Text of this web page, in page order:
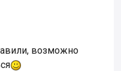
возможно